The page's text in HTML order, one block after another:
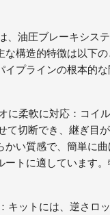
油圧ブレーキシス
構造的特徴は以下
プラインの根本的
柔軟に対応：コイ
切断でき、継ぎ目
い質感で、簡単に
トに適しています
ットには、逆さロ